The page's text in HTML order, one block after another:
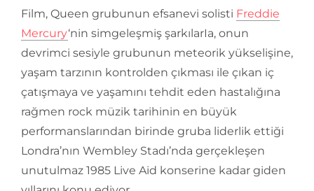
Film, Queen grubunun efsanevi solisti Freddie
Mercury‘nin simgeleşmiş şarkılarIa, onun
devrimci sesiyle grubunun meteorik yükselişine,
yaşam tarzının kontrolden çıkması ile çıkan iç
çatışmaya ve yaşamını tehdit eden hastalığına
rağmen rock müzik tarihinin en büyük
performanslarından birinde gruba liderlik ettiği
Londra’nın Wembley Stadı’nda gerçekleşen
unutulmaz 1985 Live Aid konserine kadar giden